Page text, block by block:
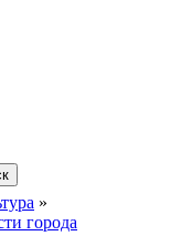
»
города